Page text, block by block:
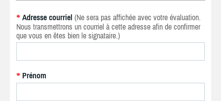
* Adresse courriel (Ne sera pas affichée avec votre évaluation.
Nous transmettrons un courriel à cette adresse afin de confirmer
que vous en êtes bien le signataire.)
* Prénom